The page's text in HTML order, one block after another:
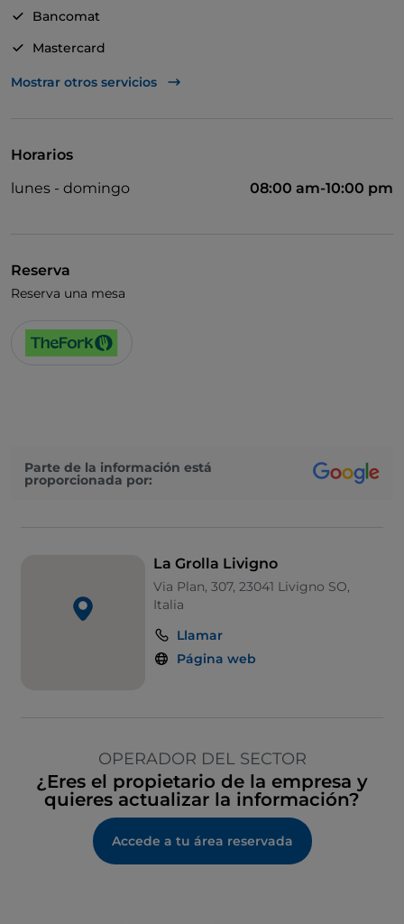
Bancomat
Mastercard
Visa
Menú infantil
Wi-Fi
Mostrar otros servicios
Horarios
lunes - domingo
08:00 am-10:00 pm
Reserva
Reserva una mesa
Parte de la información está
proporcionada por:
La Grolla Livigno
Via Plan, 307, 23041 Livigno SO,
Italia
Llamar
Página web
OPERADOR DEL SECTOR
¿Eres el propietario de la empresa y
quieres actualizar la información?
Accede a tu área reservada